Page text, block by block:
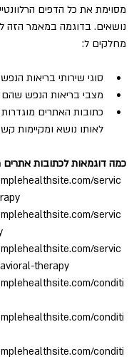
מסוימת את כל הדפים
נושאים. בדוגמה במאמר הזה
מחלקים ל:
סוגי שירותי בריאות
מצבי בריאות הנפש
כתובות האתרים מוגדרות
לאותו נושא ומקיימות
כמה דוגמאות לכתובות אתרים
servic
servic
servic
therapy
conditi
conditi
conditi